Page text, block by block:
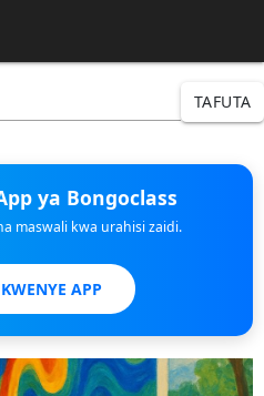
TAFUTA
ya Bongoclass
maswali kwa urahisi zaidi.
APP